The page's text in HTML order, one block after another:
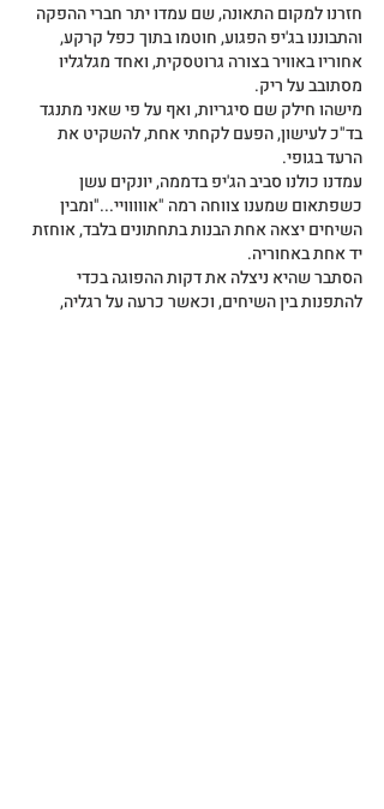
חזרנו למקום התאונה, שם עמדו יתר חברי ההפקה
והתבוננו בג'יפ הפגוע, חוטמו בתוך כפל קרקע,
אחוריו באוויר בצורה גרוטסקית, ואחד מגלגליו
מסתובב על ריק.
מישהו חילק שם סיגריות, ואף על פי שאני מתנגד
בד"כ לעישון, הפעם לקחתי אחת, להשקיט את
הרעד בגופי.
עמדנו כולנו סביב הג'יפ בדממה, יונקים עשן
כשפתאום שמענו צווחה רמה "אווווויי..."ומבין
השיחים יצאה אחת הבנות בתחתונים בלבד, אוחזת
יד אחת באחוריה.
הסתבר שהיא ניצלה את דקות ההפוגה בכדי
להתפנות בין השיחים, וכאשר כרעה על רגליה,